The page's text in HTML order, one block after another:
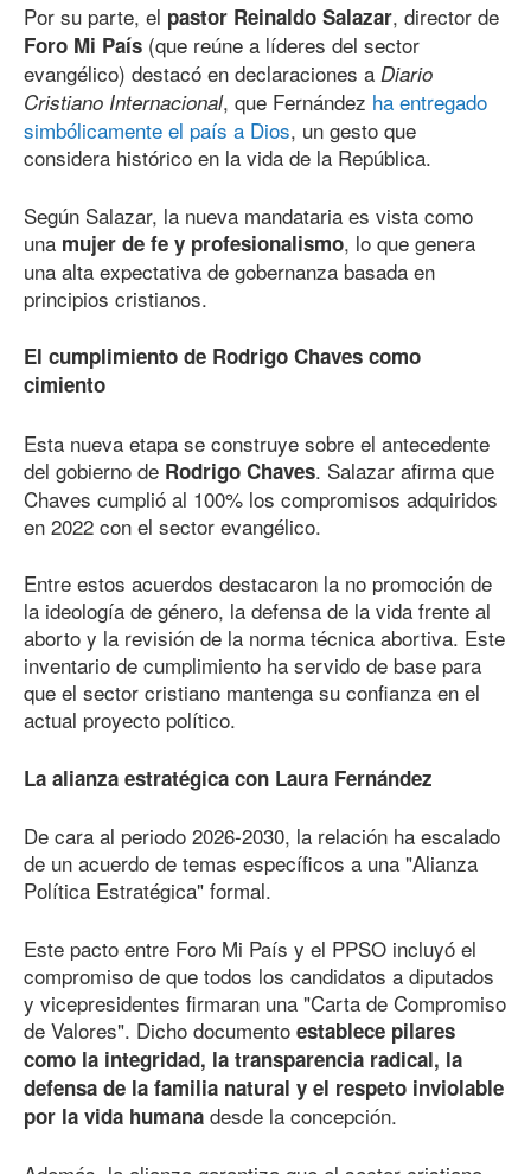
Por su parte, el pastor Reinaldo Salazar, director de
Foro Mi País (que reúne a líderes del sector
evangélico) destacó en declaraciones a Diario
Cristiano Internacional, que Fernández ha entregado
simbólicamente el país a Dios, un gesto que
considera histórico en la vida de la República.
Según Salazar, la nueva mandataria es vista como
una mujer de fe y profesionalismo, lo que genera
una alta expectativa de gobernanza basada en
principios cristianos.
El cumplimiento de Rodrigo Chaves como
cimiento
Esta nueva etapa se construye sobre el antecedente
del gobierno de Rodrigo Chaves. Salazar afirma que
Chaves cumplió al 100% los compromisos adquiridos
en 2022 con el sector evangélico.
Entre estos acuerdos destacaron la no promoción de
la ideología de género, la defensa de la vida frente al
aborto y la revisión de la norma técnica abortiva. Este
inventario de cumplimiento ha servido de base para
que el sector cristiano mantenga su confianza en el
actual proyecto político.
La alianza estratégica con Laura Fernández
De cara al periodo 2026-2030, la relación ha escalado
de un acuerdo de temas específicos a una "Alianza
Política Estratégica" formal.
Este pacto entre Foro Mi País y el PPSO incluyó el
compromiso de que todos los candidatos a diputados
y vicepresidentes firmaran una "Carta de Compromiso
de Valores". Dicho documento establece pilares
como la integridad, la transparencia radical, la
defensa de la familia natural y el respeto inviolable
por la vida humana desde la concepción.